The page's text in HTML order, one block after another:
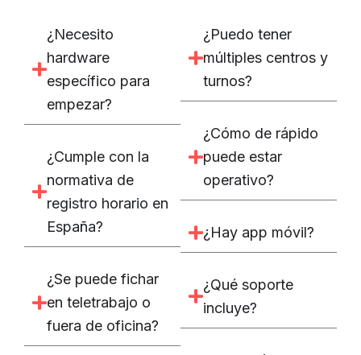
¿Necesito
hardware
específico para
empezar?
¿Cumple con la
normativa de
registro horario en
España?
¿Se puede fichar
en teletrabajo o
fuera de oficina?
¿Puedo tener
múltiples centros y
turnos?
¿Cómo de rápido
puede estar
operativo?
¿Hay app móvil?
¿Qué soporte
incluye?